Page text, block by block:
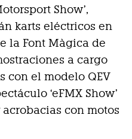
Show’,
karts eléctricos en
la Font Màgica de
a cargo
con el modelo QEV
‘eFMX Show’
con motos